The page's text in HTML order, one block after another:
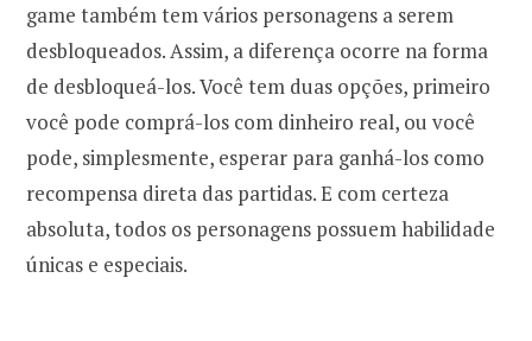
game também tem vários personagens a serem
desbloqueados. Assim, a diferença ocorre na forma
de desbloqueá-los. Você tem duas opções, primeiro
você pode comprá-los com dinheiro real, ou você
pode, simplesmente, esperar para ganhá-los como
recompensa direta das partidas. E com certeza
absoluta, todos os personagens possuem habilidade
únicas e especiais.